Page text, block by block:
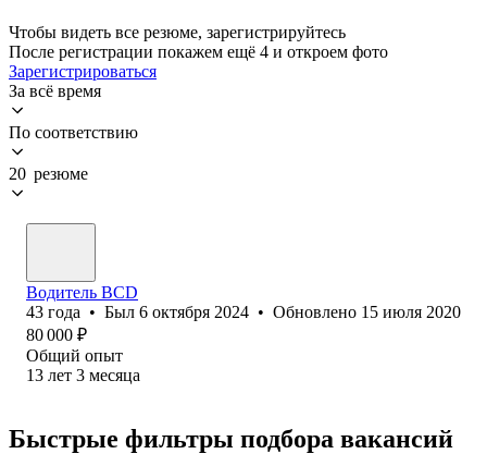
Чтобы видеть все резюме, зарегистрируйтесь
После регистрации покажем ещё 4 и откроем фото
Зарегистрироваться
За всё время
По соответствию
20 резюме
Водитель BCD
43 года • Был 6 октября 2024 • Обновлено 15 июля 2020
80 000 ₽
Общий опыт
13 лет 3 месяца
Быстрые фильтры подбора вакансий